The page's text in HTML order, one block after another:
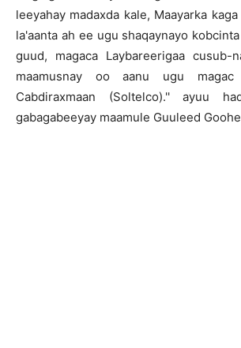
leeyahay madaxda kale, Maayarka
la'aanta ah ee ugu shaqaynayo
guud, magaca Laybareerigaa cusub-
maamusnay oo aanu ugu magac
Cabdiraxmaan (Soltelco).'' ayuu
gabagabeeyay maamule Guuleed